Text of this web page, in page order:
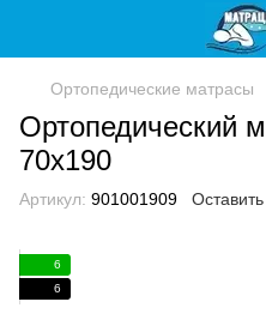
Ортопедические матрасы
Ортопедический
70x190
Артикул: 901001909
6
6